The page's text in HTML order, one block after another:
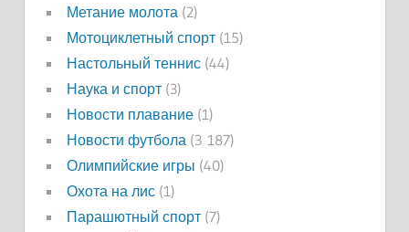
Метание молота(2)
Мотоциклетный спорт(15)
Настольный теннис(44)
Наука и спорт(3)
Новости плавание(1)
Новости футбола(3 187)
Олимпийские игры (40)
Охота на лис(1)
Парашютный спорт(7)